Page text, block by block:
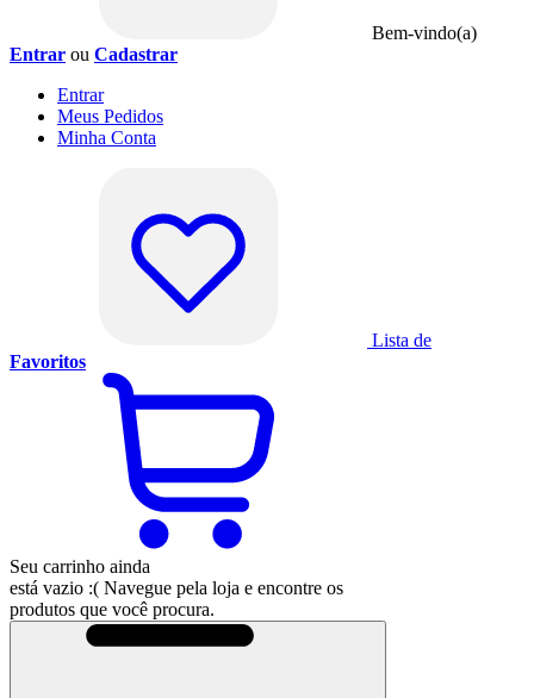
Bem-vindo(a)
Entrar ou Cadastrar
Entrar
Meus Pedidos
Minha Conta
Lista de
Favoritos
Seu carrinho ainda
está vazio :( Navegue pela loja e encontre os
produtos que você procura.